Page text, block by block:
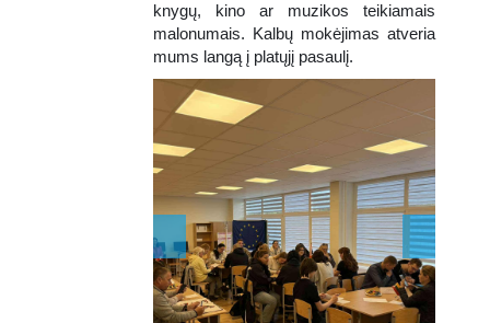
knygų, kino ar muzikos teikiamais
malonumais. Kalbų mokėjimas atveria
mums langą į platųjį pasaulį.